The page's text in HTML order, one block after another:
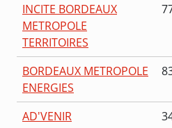
INCITE BORDEAUX
METROPOLE
TERRITOIRES
BORDEAUX METROPOLE
ENERGIES
AD'VENIR